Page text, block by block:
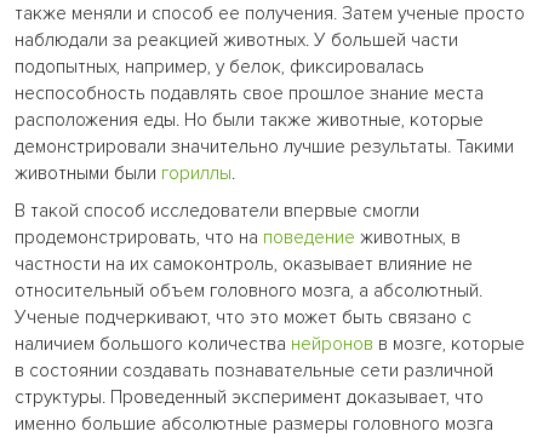
также меняли и способ ее получения. Затем ученые просто
наблюдали за реакцией животных. У большей части
подопытных, например, у белок, фиксировалась
неспособность подавлять свое прошлое знание места
расположения еды. Но были также животные, которые
демонстрировали значительно лучшие результаты. Такими
животными были гориллы.
В такой способ исследователи впервые смогли
продемонстрировать, что на поведение животных, в
частности на их самоконтроль, оказывает влияние не
относительный объем головного мозга, а абсолютный.
Ученые подчеркивают, что это может быть связано с
наличием большого количества нейронов в мозге, которые
в состоянии создавать познавательные сети различной
структуры. Проведенный эксперимент доказывает, что
именно большие абсолютные размеры головного мозга